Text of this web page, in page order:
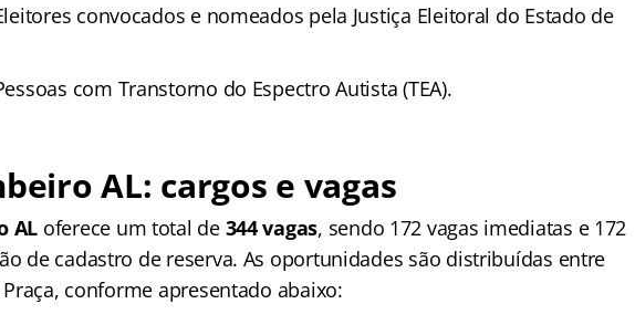
convocados e nomeados pela Justiça Eleitoral do Estado de
com Transtorno do Espectro Autista (TEA).
AL: cargos e vagas
AL oferece um total de 344 vagas, sendo 172 vagas imediatas e 172
de cadastro de reserva. As oportunidades são distribuídas entre
conforme apresentado abaixo: